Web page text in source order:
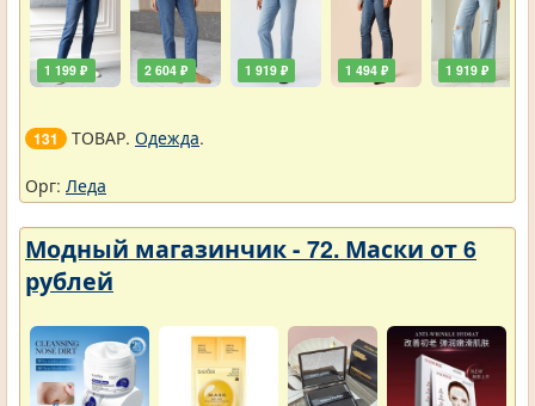
1 199 ₽ 2 604 ₽ 1 919 ₽ 1 494 ₽ 1 919 ₽
131 ТОВАР. Одежда.
Орг: Леда
Модный магазинчик - 72. Маски от 6
рублей